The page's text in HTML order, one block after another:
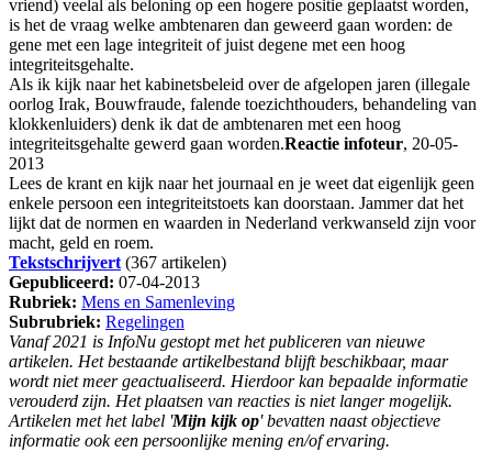
vriend) veelal als beloning op een hogere positie geplaatst worden,
is het de vraag welke ambtenaren dan geweerd gaan worden: de
gene met een lage integriteit of juist degene met een hoog
integriteitsgehalte.
Als ik kijk naar het kabinetsbeleid over de afgelopen jaren (illegale
oorlog Irak, Bouwfraude, falende toezichthouders, behandeling van
klokkenluiders) denk ik dat de ambtenaren met een hoog
integriteitsgehalte gewerd gaan worden.Reactie infoteur, 20-05-
2013
Lees de krant en kijk naar het journaal en je weet dat eigenlijk geen
enkele persoon een integriteitstoets kan doorstaan. Jammer dat het
lijkt dat de normen en waarden in Nederland verkwanseld zijn voor
macht, geld en roem.
Tekstschrijvert (367 artikelen)
Gepubliceerd: 07-04-2013
Rubriek: Mens en Samenleving
Subrubriek: Regelingen
Vanaf 2021 is InfoNu gestopt met het publiceren van nieuwe
artikelen. Het bestaande artikelbestand blijft beschikbaar, maar
wordt niet meer geactualiseerd. Hierdoor kan bepaalde informatie
verouderd zijn. Het plaatsen van reacties is niet langer mogelijk.
Artikelen met het label 'Mijn kijk op' bevatten naast objectieve
informatie ook een persoonlijke mening en/of ervaring.